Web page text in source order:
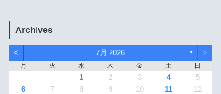
Archives
< 7月 2026 ▼ >
月 火 水 木 金 土 日
1 2 3 4
5
6
7 8 9 10 11
12